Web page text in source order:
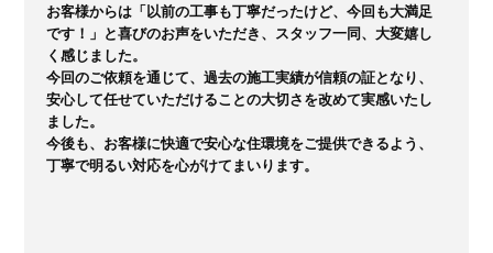
お客様からは「以前の工事も丁寧だったけど、今回も大満足
です！」と喜びのお声をいただき、スタッフ一同、大変嬉し
く感じました。
今回のご依頼を通じて、過去の施工実績が信頼の証となり、
安心して任せていただけることの大切さを改めて実感いたし
ました。
今後も、お客様に快適で安心な住環境をご提供できるよう、
丁寧で明るい対応を心がけてまいります。